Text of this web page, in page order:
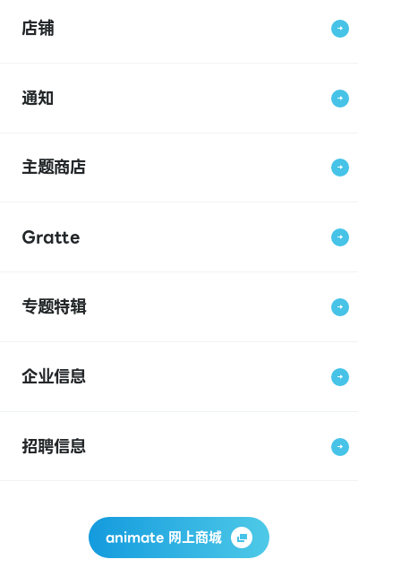
店铺
通知
主题商店
Gratte
专题特辑
企业信息
招聘信息
animate 网上商城